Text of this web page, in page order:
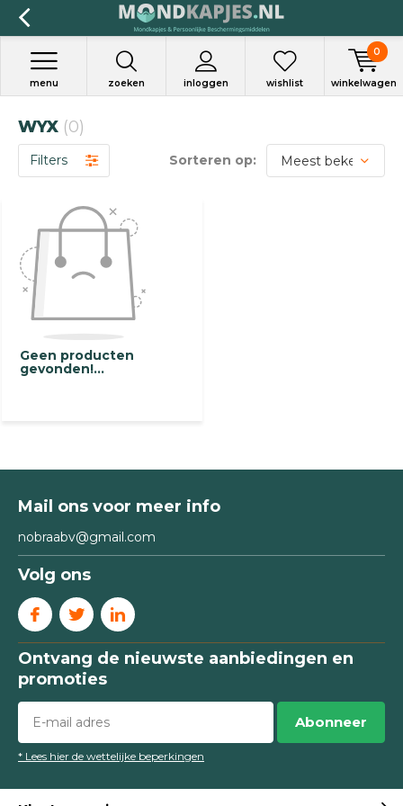
zoeken inloggen
menu wishlist winkelwagen
0
WYX (0)
Filters Sorteren op:
Geen producten
gevonden!...
Mail ons voor meer info
nobraabv@gmail.com
Volg ons
Ontvang de nieuwste aanbiedingen en
promoties
Abonneer
* Lees hier de wettelijke beperkingen